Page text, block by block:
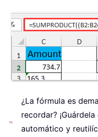
¿La fórmula es
recordar?
automático y